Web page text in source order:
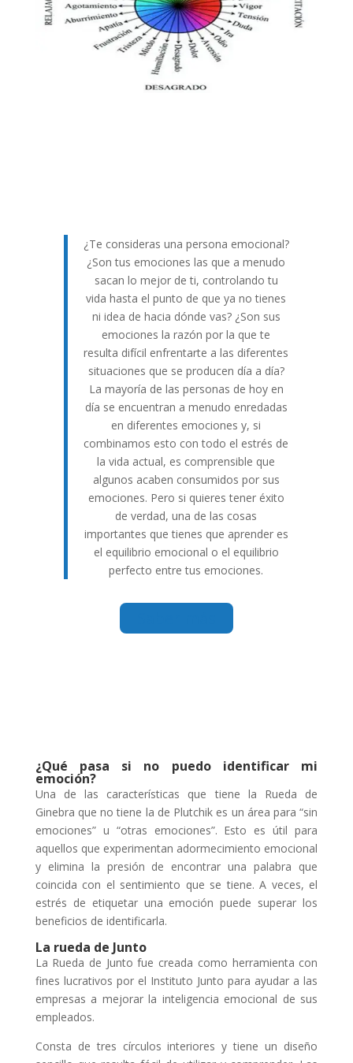
¿Te consideras una persona emocional?
¿Son tus emociones las que a menudo
sacan lo mejor de ti, controlando tu
vida hasta el punto de que ya no tienes
ni idea de hacia dónde vas? ¿Son sus
emociones la razón por la que te
resulta difícil enfrentarte a las diferentes
situaciones que se producen día a día?
La mayoría de las personas de hoy en
día se encuentran a menudo enredadas
en diferentes emociones y, si
combinamos esto con todo el estrés de
la vida actual, es comprensible que
algunos acaben consumidos por sus
emociones. Pero si quieres tener éxito
de verdad, una de las cosas
importantes que tienes que aprender es
el equilibrio emocional o el equilibrio
perfecto entre tus emociones.
¿Qué pasa si no puedo identificar mi
emoción?
Una de las características que tiene la Rueda de
Ginebra que no tiene la de Plutchik es un área para “sin
emociones” u “otras emociones”. Esto es útil para
aquellos que experimentan adormecimiento emocional
y elimina la presión de encontrar una palabra que
coincida con el sentimiento que se tiene. A veces, el
estrés de etiquetar una emoción puede superar los
beneficios de identificarla.
La rueda de Junto
La Rueda de Junto fue creada como herramienta con
fines lucrativos por el Instituto Junto para ayudar a las
empresas a mejorar la inteligencia emocional de sus
empleados.
Consta de tres círculos interiores y tiene un diseño